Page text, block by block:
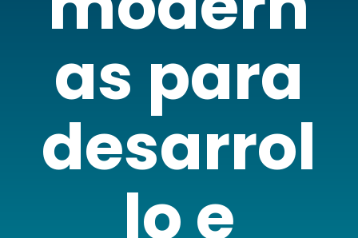
as para
desarrol
lo e